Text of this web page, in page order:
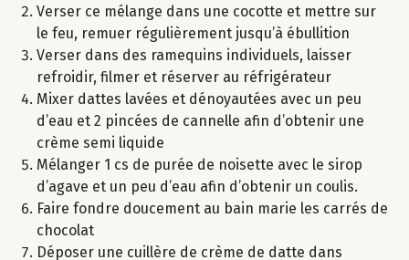
Verser ce mélange dans une cocotte et mettre sur
le feu, remuer régulièrement jusqu’à ébullition
Verser dans des ramequins individuels, laisser
refroidir, filmer et réserver au réfrigérateur
Mixer dattes lavées et dénoyautées avec un peu
d’eau et 2 pincées de cannelle afin d’obtenir une
crème semi liquide
Mélanger 1 cs de purée de noisette avec le sirop
d’agave et un peu d’eau afin d’obtenir un coulis.
Faire fondre doucement au bain marie les carrés de
chocolat
Déposer une cuillère de crème de datte dans